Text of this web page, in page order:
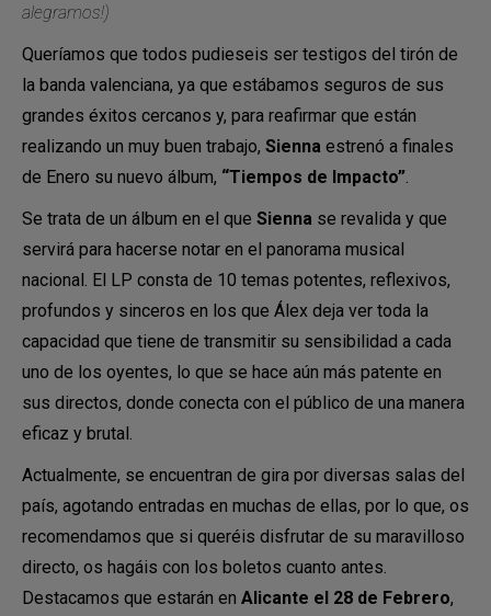
alegramos!)
Queríamos que todos pudieseis ser testigos del tirón de
la banda valenciana, ya que estábamos seguros de sus
grandes éxitos cercanos y, para reafirmar que están
realizando un muy buen trabajo, Sienna estrenó a finales
de Enero su nuevo álbum, “Tiempos de Impacto”.
Se trata de un álbum en el que Sienna se revalida y que
servirá para hacerse notar en el panorama musical
nacional. El LP consta de 10 temas potentes, reflexivos,
profundos y sinceros en los que Álex deja ver toda la
capacidad que tiene de transmitir su sensibilidad a cada
uno de los oyentes, lo que se hace aún más patente en
sus directos, donde conecta con el público de una manera
eficaz y brutal.
Actualmente, se encuentran de gira por diversas salas del
país, agotando entradas en muchas de ellas, por lo que, os
recomendamos que si queréis disfrutar de su maravilloso
directo, os hagáis con los boletos cuanto antes.
Destacamos que estarán en Alicante el 28 de Febrero,